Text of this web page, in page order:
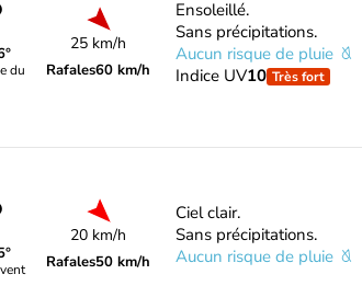
du
25 km/h
Rafales60 km/h
Ensoleillé.
Sans précipitations.
Aucun risque de pluie
Indice UV10 Très fort
20 km/h
Rafales50 km/h
Ciel clair.
Sans précipitations.
Aucun risque de pluie